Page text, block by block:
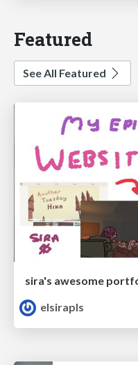
Featured
See All Featured
elsirapls